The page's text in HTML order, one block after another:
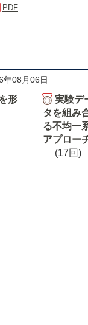
PDF
年08月06日
形
実験デ
タを組み
る不均一
アプロー
(17回)